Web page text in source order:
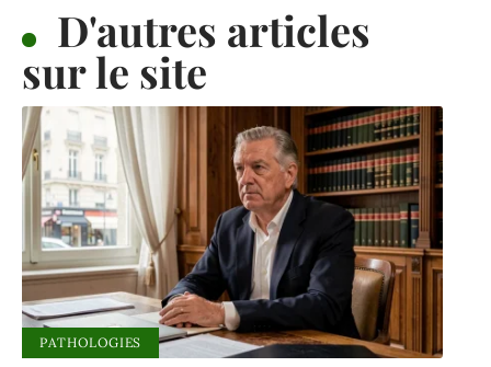
D'autres articles
sur le site
PATHOLOGIES